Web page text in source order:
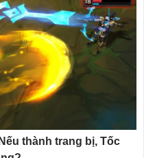
thành trang bị, Tốc